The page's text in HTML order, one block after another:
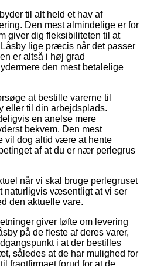
til alt held et hav af
Den mest almindelige er for
giver dig fleksibiliteten til at
lige præcis når det passer
er altså i høj grad
den mest betalelige
at bestille varerne til
eller til din arbejdsplads.
en anelse mere
bekvem. Den mest
vil dog altid være at hente
af at du er nær perlegrus
når vi skal bruge perlegruset
naturligvis væsentligt at vi ser
den aktuelle vare.
giver løfte om levering
på de fleste af deres varer,
i at der bestilles
således at de har mulighed for
fragtfirmaet forud for at de